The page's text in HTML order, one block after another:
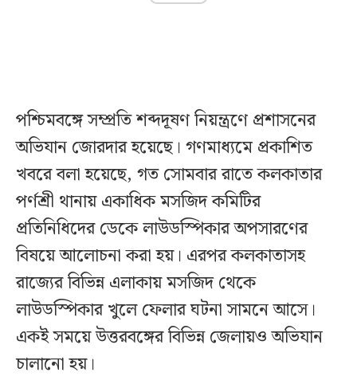
পশ্চিমবঙ্গে সম্প্রতি শব্দদূষণ নিয়ন্ত্রণে প্রশাসনের
অভিযান জোরদার হয়েছে। গণমাধ্যমে প্রকাশিত
খবরে বলা হয়েছে, গত সোমবার রাতে কলকাতার
পর্ণশ্রী থানায় একাধিক মসজিদ কমিটির
প্রতিনিধিদের ডেকে লাউডস্পিকার অপসারণের
বিষয়ে আলোচনা করা হয়। এরপর কলকাতাসহ
রাজ্যের বিভিন্ন এলাকায় মসজিদ থেকে
লাউডস্পিকার খুলে ফেলার ঘটনা সামনে আসে।
একই সময়ে উত্তরবঙ্গের বিভিন্ন জেলায়ও অভিযান
চালানো হয়।